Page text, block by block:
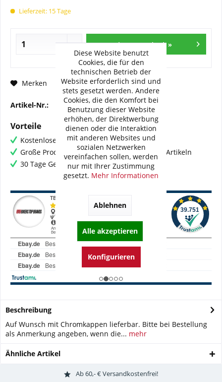
Lieferzeit: 15 Tage
In den Warenkorb »
Merken Fragen zum Artikel?
Artikel-Nr.: BI-H0107-WMB02V2
Vorteile
Kostenloser Versand ab € 60,- Bestellwert
Große Produktauswahl mit mehr als 80.000 Artikeln
30 Tage Geld-Zurück-Garantie
Beschreibung
Auf Wunsch mit Chromkappen lieferbar. Bitte bei Bestellung
als Anmerkung angeben, wenn die... mehr
Ähnliche Artikel
Ab 60,- € Versandkostenfrei!
Diese Website benutzt
Cookies, die für den
technischen Betrieb der
Website erforderlich sind und
stets gesetzt werden. Andere
Cookies, die den Komfort bei
Benutzung dieser Website
erhöhen, der Direktwerbung
dienen oder die Interaktion
mit anderen Websites und
sozialen Netzwerken
vereinfachen sollen, werden
nur mit Ihrer Zustimmung
gesetzt. Mehr Informationen
Ablehnen
Alle akzeptieren
Konfigurieren